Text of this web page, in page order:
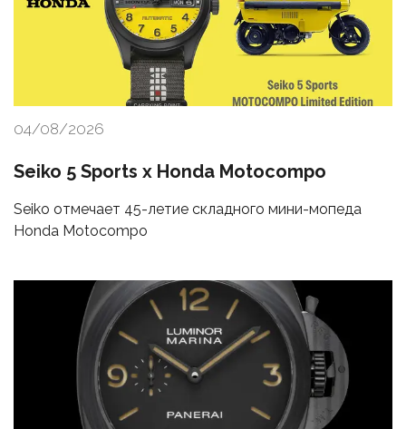
04/08/2026
Seiko 5 Sports x Honda Motocompo
Seiko отмечает 45-летие складного мини-мопеда
Honda Motocompo